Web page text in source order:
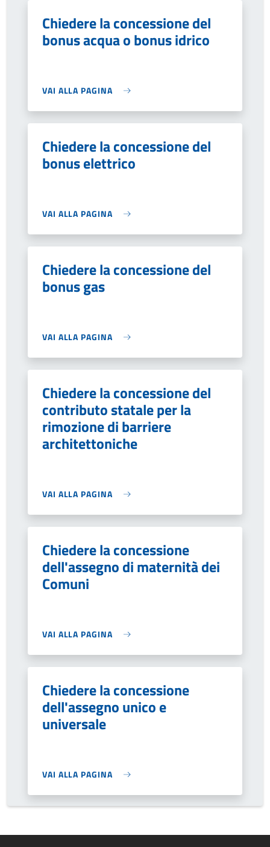
Chiedere la concessione del
bonus acqua o bonus idrico
VAI ALLA PAGINA
Chiedere la concessione del
bonus elettrico
VAI ALLA PAGINA
Chiedere la concessione del
bonus gas
VAI ALLA PAGINA
Chiedere la concessione del
contributo statale per la
rimozione di barriere
architettoniche
VAI ALLA PAGINA
Chiedere la concessione
dell'assegno di maternità dei
Comuni
VAI ALLA PAGINA
Chiedere la concessione
dell'assegno unico e
universale
VAI ALLA PAGINA